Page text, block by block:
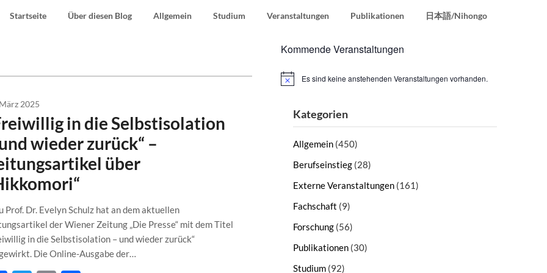
Startseite Über diesen Blog Allgemein Studium Veranstaltungen Publikationen 日本語/Nihongo
2025
in die Selbstisolation
wieder zurück“ –
über
Prof. Dr. Evelyn Schulz hat an dem aktuellen
der Wiener Zeitung „Die Presse“ mit dem Titel
in die Selbstisolation – und wieder zurück“
Die Online-Ausgabe der…
Kommende Veranstaltungen
HinweisEs sind keine anstehenden Veranstaltungen vorhanden.
Kategorien
Allgemein(450)
Berufseinstieg(28)
Externe Veranstaltungen(161)
Fachschaft (9)
Forschung(56)
Publikationen(30)
Studium(92)